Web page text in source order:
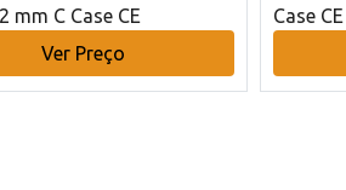
mm C Case CE
Ver Preço
Case CE